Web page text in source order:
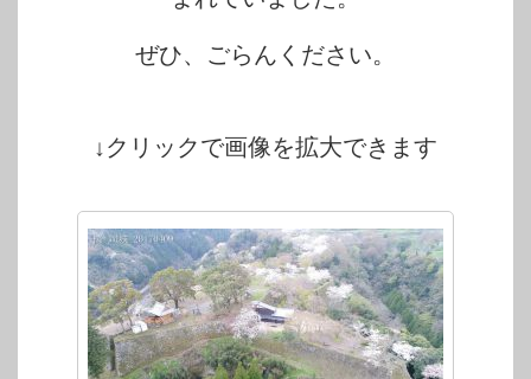
ぜひ、ごらんください。
↓クリックで画像を拡大できます